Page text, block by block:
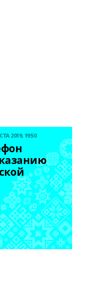
2019, 19:50